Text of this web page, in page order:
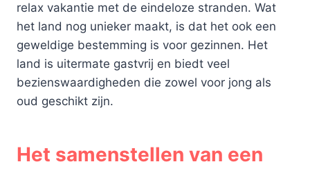
relax vakantie met de eindeloze stranden. Wat
het land nog unieker maakt, is dat het ook een
geweldige bestemming is voor gezinnen. Het
land is uitermate gastvrij en biedt veel
bezienswaardigheden die zowel voor jong als
oud geschikt zijn.
Het samenstellen van een